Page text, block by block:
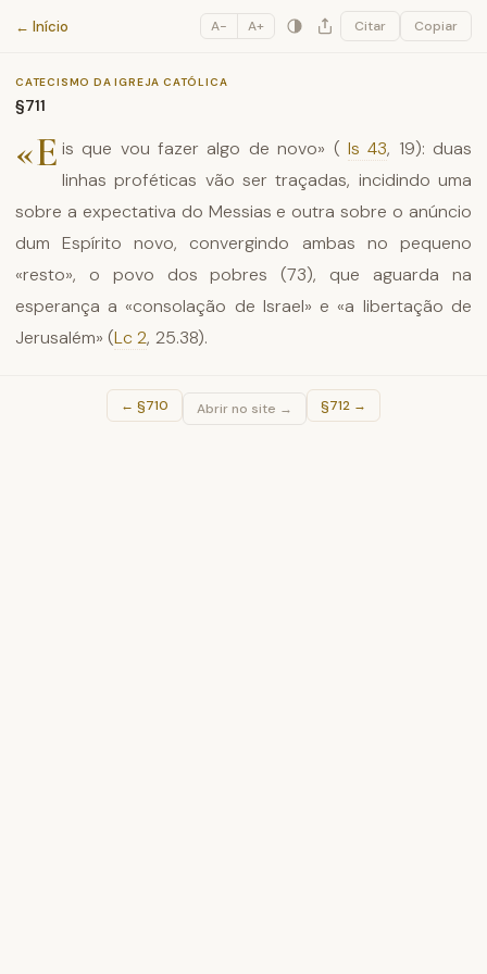
Catecismo da Igreja Católica
← Início A− A+ Citar Copiar
CATECISMO DA IGREJA CATÓLICA
§711
«E is que vou fazer algo de novo» ( Is 43, 19): duas
linhas proféticas vão ser traçadas, incidindo uma
sobre a expectativa do Messias e outra sobre o anúncio
dum Espírito novo, convergindo ambas no pequeno
«resto», o povo dos pobres (73), que aguarda na
esperança a «consolação de Israel» e «a libertação de
Jerusalém» (Lc 2, 25.38).
← §710 Abrir no site → §712 →